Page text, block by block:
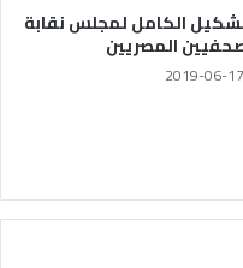
الكامل لمجلس نقابة
المصريين
2019-06-17